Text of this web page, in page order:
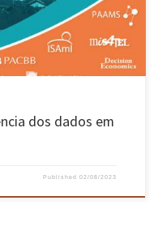
dos dados em
Published02/08/2023